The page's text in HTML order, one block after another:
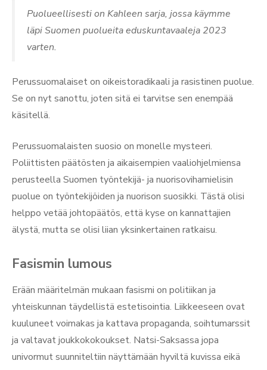
Puolueellisesti on Kahleen sarja, jossa käymme
läpi Suomen puolueita eduskuntavaaleja 2023
varten.
Perussuomalaiset on oikeistoradikaali ja rasistinen puolue.
Se on nyt sanottu, joten sitä ei tarvitse sen enempää
käsitellä.
Perussuomalaisten suosio on monelle mysteeri.
Poliittisten päätösten ja aikaisempien vaaliohjelmiensa
perusteella Suomen työntekijä- ja nuorisovihamielisin
puolue on työntekijöiden ja nuorison suosikki. Tästä olisi
helppo vetää johtopäätös, että kyse on kannattajien
älystä, mutta se olisi liian yksinkertainen ratkaisu.
Fasismin lumous
Erään määritelmän mukaan fasismi on politiikan ja
yhteiskunnan täydellistä estetisointia. Liikkeeseen ovat
kuuluneet voimakas ja kattava propaganda, soihtumarssit
ja valtavat joukkokokoukset. Natsi-Saksassa jopa
univormut suunniteltiin näyttämään hyviltä kuvissa eikä